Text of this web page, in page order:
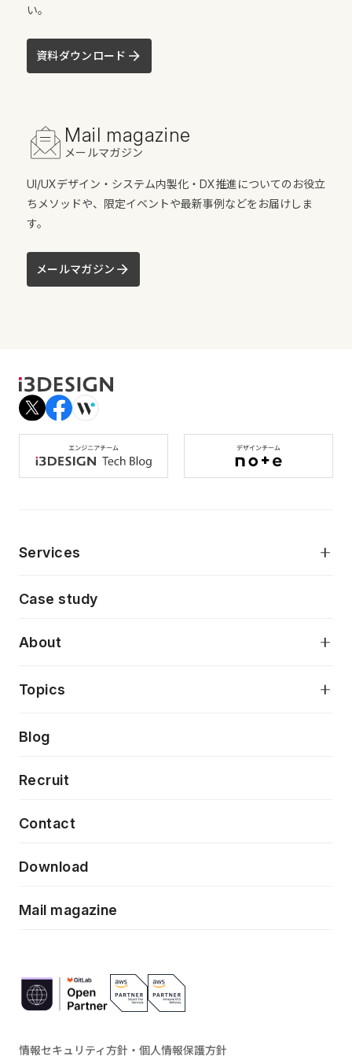
い。
資料ダウンロード
Mail magazine
メールマガジン
UI/UXデザイン・システム内製化・DX推進についてのお役立
ちメソッドや、限定イベントや最新事例などをお届けしま
す。
メールマガジン
Services
AI駆動開発支援
モダナイゼーション
特徴量エンジニアリングと生成AI
デジタルプロダクトデザイン
デザインシステム構築支援
フロントエンド開発
Case study
About
当社が目指しているもの
Topics
Press release
News
Event/Seminer
Blog
Recruit
Contact
Download
Mail magazine
情報セキュリティ方針・個人情報保護方針